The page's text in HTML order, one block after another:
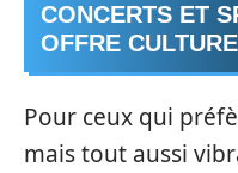
CONCERTS ET
OFFRE
Pour ceux qui
mais tout aussi